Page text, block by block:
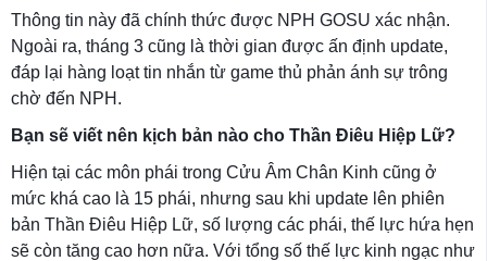
Thông tin này đã chính thức được NPH GOSU xác nhận.
Ngoài ra, tháng 3 cũng là thời gian được ấn định update,
đáp lại hàng loạt tin nhắn từ game thủ phản ánh sự trông
chờ đến NPH.
Bạn sẽ viết nên kịch bản nào cho Thần Điêu Hiệp Lữ?
Hiện tại các môn phái trong Cửu Âm Chân Kinh cũng ở
mức khá cao là 15 phái, nhưng sau khi update lên phiên
bản Thần Điêu Hiệp Lữ, số lượng các phái, thế lực hứa hẹn
sẽ còn tăng cao hơn nữa. Với tổng số thế lực kinh ngạc như